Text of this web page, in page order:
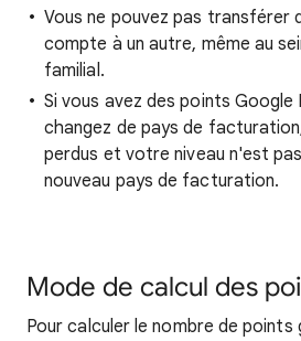
Vous ne pouvez pas transférer
compte à un autre, même au
familial.
Si vous avez des points Google
changez de pays de
perdus et votre niveau n'est
nouveau pays de facturation.
Mode de calcul des
Pour calculer le nombre de points